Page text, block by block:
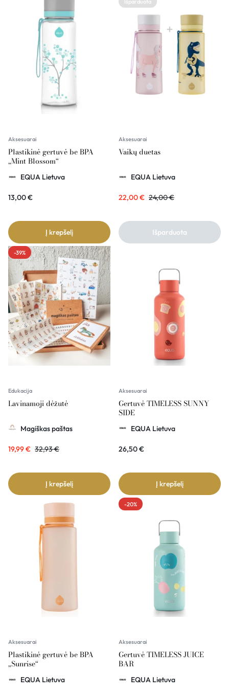
Aksesuarai
Plastikinė gertuvė be BPA
„Mint Blossom“
EQUA Lietuva
13,00€
Į krepšelį
Išparduota
Aksesuarai
Vaikų duetas
EQUA Lietuva
22,00€ 24,00€
Išparduota
-39%
Edukacija
Lavinamoji dėžutė
Magiškas paštas
19,99€ 32,93€
Į krepšelį
Aksesuarai
Gertuvė TIMELESS SUNNY
SIDE
EQUA Lietuva
26,50€
Į krepšelį
Aksesuarai
Plastikinė gertuvė be BPA
„Sunrise“
EQUA Lietuva
-20%
Aksesuarai
Gertuvė TIMELESS JUICE
BAR
EQUA Lietuva